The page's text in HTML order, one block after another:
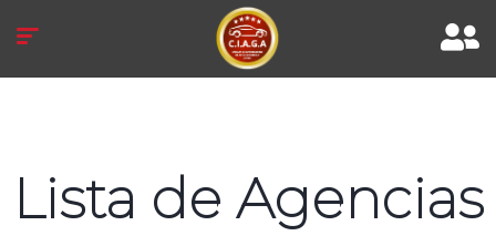
Lista de Agencias